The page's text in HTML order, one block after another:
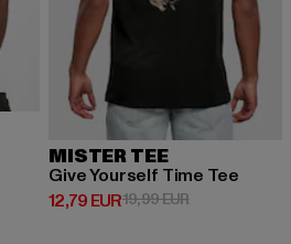
19,99 EUR
MISTER TEE
Give Yourself Time Tee
12,79 EUR
Ajankohtainen hinta: 12,79 EUR
19,99 EUR